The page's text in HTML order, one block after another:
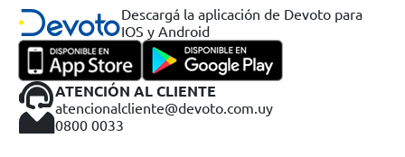
Descargá la aplicación de Devoto para
IOS y Android
ATENCIÓN AL CLIENTE
atencionalcliente@devoto.com.uy
0800 0033